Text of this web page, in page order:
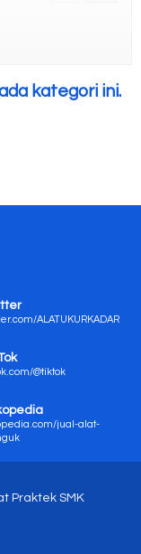
kategori ini.
ALATUKURKADAR
@tiktok
jual-alat-
Praktek SMK